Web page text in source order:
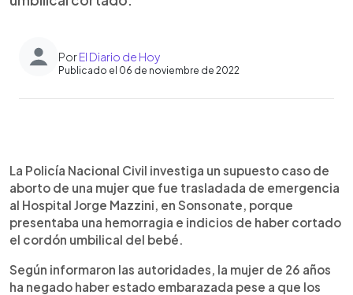
PorEl Diario de Hoy
Publicado el 06 de noviembre de 2022
► Escuchar artículo
La Policía Nacional Civil investiga un supuesto caso de
aborto de una mujer que fue trasladada de emergencia
al Hospital Jorge Mazzini, en Sonsonate, porque
presentaba una hemorragia e indicios de haber cortado
el cordón umbilical del bebé.
Según informaron las autoridades, la mujer de 26 años
ha negado haber estado embarazada pese a que los